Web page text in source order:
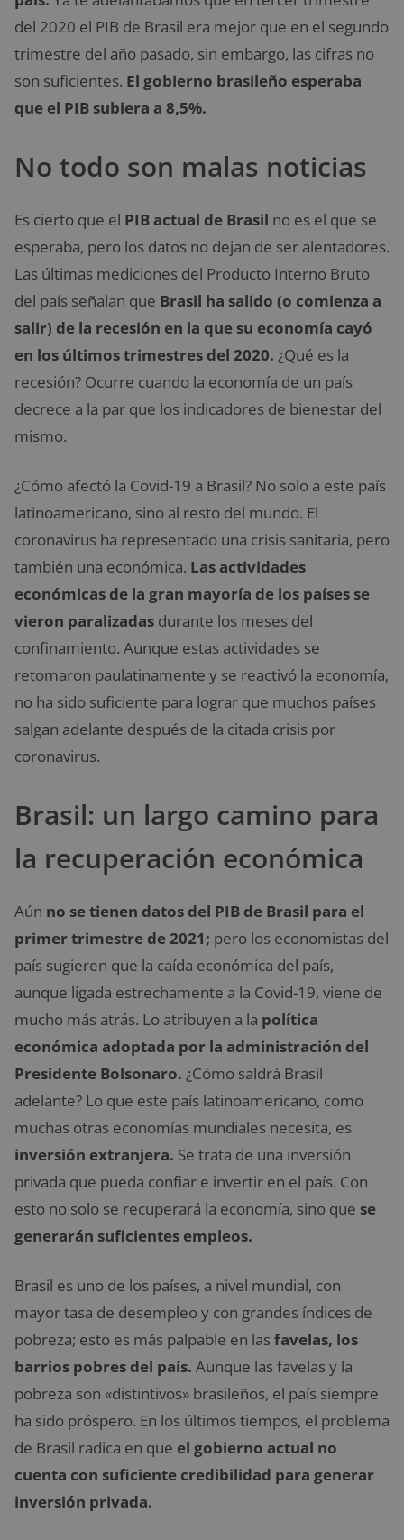
del 2020 el PIB de Brasil era mejor que en el segundo
trimestre del año pasado, sin embargo, las cifras no
son suficientes. El gobierno brasileño esperaba
que el PIB subiera a 8,5%.
No todo son malas noticias
Es cierto que el PIB actual de Brasil no es el que se
esperaba, pero los datos no dejan de ser alentadores.
Las últimas mediciones del Producto Interno Bruto
del país señalan que Brasil ha salido (o comienza a
salir) de la recesión en la que su economía cayó
en los últimos trimestres del 2020. ¿Qué es la
recesión? Ocurre cuando la economía de un país
decrece a la par que los indicadores de bienestar del
mismo.
¿Cómo afectó la Covid-19 a Brasil? No solo a este país
latinoamericano, sino al resto del mundo. El
coronavirus ha representado una crisis sanitaria, pero
también una económica. Las actividades
económicas de la gran mayoría de los países se
vieron paralizadas durante los meses del
confinamiento. Aunque estas actividades se
retomaron paulatinamente y se reactivó la economía,
no ha sido suficiente para lograr que muchos países
salgan adelante después de la citada crisis por
coronavirus.
Brasil: un largo camino para
la recuperación económica
Aún no se tienen datos del PIB de Brasil para el
primer trimestre de 2021; pero los economistas del
país sugieren que la caída económica del país,
aunque ligada estrechamente a la Covid-19, viene de
mucho más atrás. Lo atribuyen a la política
económica adoptada por la administración del
Presidente Bolsonaro. ¿Cómo saldrá Brasil
adelante? Lo que este país latinoamericano, como
muchas otras economías mundiales necesita, es
inversión extranjera. Se trata de una inversión
privada que pueda confiar e invertir en el país. Con
esto no solo se recuperará la economía, sino que se
generarán suficientes empleos.
Brasil es uno de los países, a nivel mundial, con
mayor tasa de desempleo y con grandes índices de
pobreza; esto es más palpable en lasfavelas, los
barrios pobres del país. Aunque las favelas y la
pobreza son «distintivos» brasileños, el país siempre
ha sido próspero. En los últimos tiempos, el problema
de Brasil radica en que el gobierno actual no
cuenta con suficiente credibilidad para generar
inversión privada.